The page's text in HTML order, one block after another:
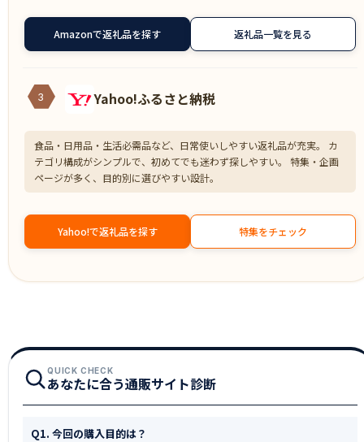
Amazonで返礼品を探す 返礼品一覧を見る
3 Yahoo!ふるさと納税
食品・日用品・生活必需品など、日常使いしやすい返礼品が充実。 カ
テゴリ構成がシンプルで、初めてでも迷わず探しやすい。 特集・企画
ページが多く、目的別に選びやすい設計。
Yahoo!で返礼品を探す 特集をチェック
QUICK CHECK
あなたに合う通販サイト診断
Q1. 今回の購入目的は？